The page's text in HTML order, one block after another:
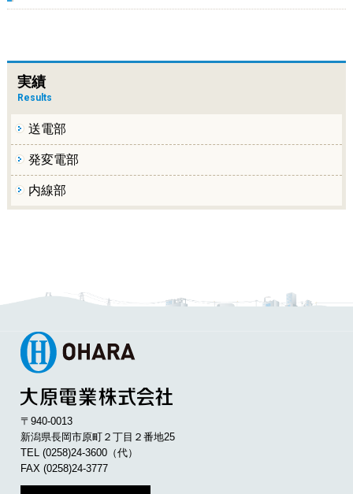
実績
Results
送電部
発変電部
内線部
〒940-0013
新潟県長岡市原町２丁目２番地25
TEL(0258)24-3600 （代）
FAX (0258)24-3777